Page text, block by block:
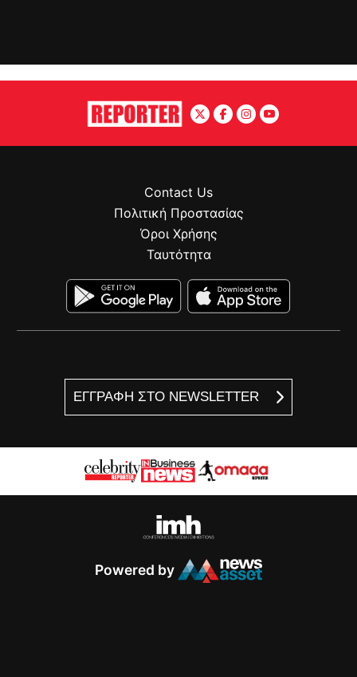
ΕΓΓΡΑΦΗ ΣΤΟ NEWSLETTER
Contact Us
Πολιτική Προστασίας
Όροι Χρήσης
Ταυτότητα
Powered by